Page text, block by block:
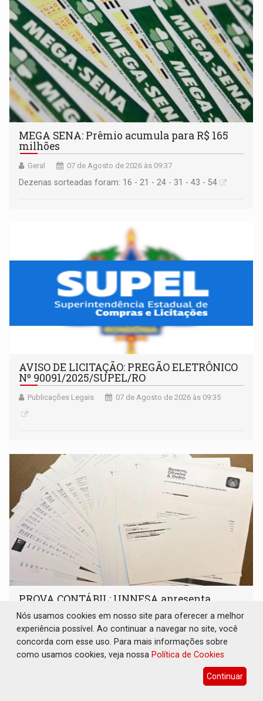
MEGA SENA: Prêmio acumula para R$ 165
milhões
Geral 07 de Agosto de 2026 às 09:37
Dezenas sorteadas foram: 16 - 21 - 24 - 31 - 43 - 54
AVISO DE LICITAÇÃO: PREGÃO ELETRÔNICO
Nº 90091/2025/SUPEL/RO
Publicações Legais 07 de Agosto de 2026 às 09:35
PROVA CONTÁBIL: UNNESA apresenta
documentos e questiona apreensão da PF em
Porto Velho
Política 07 de Agosto de 2026 às 09:35
Instituição de ensino apresentou documentos bancários e
contábeis que, segundo ela, comprovam que dinheiro saiu
de sua própria conta, foi sacado pelo diretor financeiro e
Nós usamos cookies em nosso site para oferecer a melhor
experiência possível. Ao continuar a navegar no site, você
concorda com esse uso. Para mais informações sobre
como usamos cookies, veja nossa Política de Cookies
Continuar